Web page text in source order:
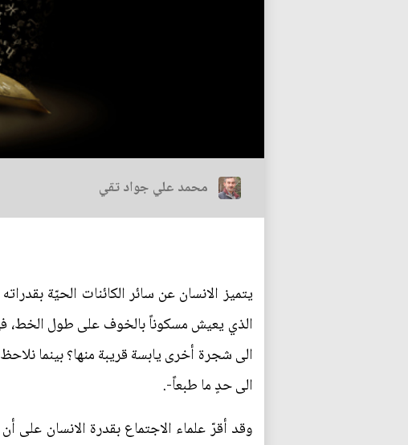
محمد علي جواد تقي
يتميز الانسان عن سائر الكائنات الحيّة
الذي يعيش مسكوناً بالخوف على طول الخط،
الى شجرة أخرى يابسة قريبة منها؟ بينما
الى حدٍ ما طبعاً-.
وقد أقرّ علماء الاجتماع بقدرة الانسان على